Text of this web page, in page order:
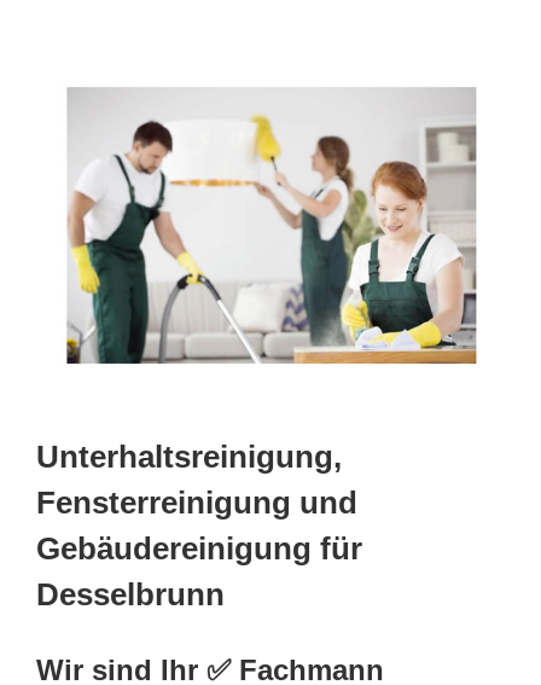
Unterhaltsreinigung,
Fensterreinigung und
Gebäudereinigung für
Desselbrunn
Wir sind Ihr ✅ Fachmann